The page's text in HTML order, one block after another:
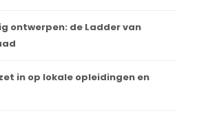
ontwerpen: de Ladder van
in op lokale opleidingen en